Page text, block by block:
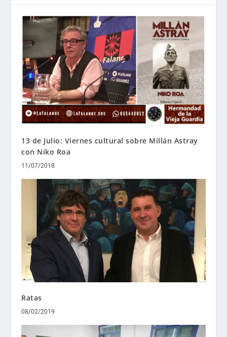
13 de Julio: Viernes cultural sobre Millán Astray
con Niko Roa
11/07/2018
Ratas
08/02/2019